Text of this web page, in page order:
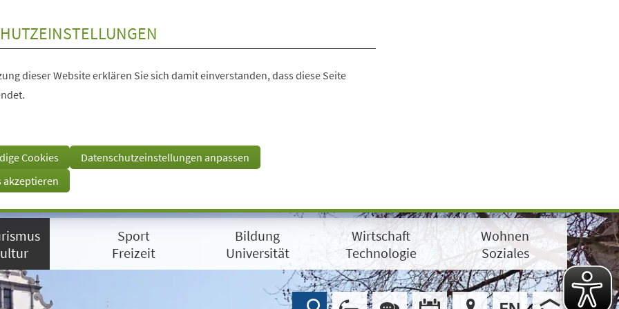
dieser Website erklären Sie sich damit einverstanden, dass diese Seite
Cookies
Datenschutzeinstellungen anpassen
akzeptieren
Sport
Freizeit
Bildung
Universität
Wirtschaft
Technologie
Wohnen
Soziales